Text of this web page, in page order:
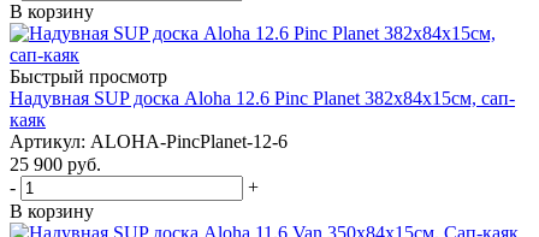
В корзину
Быстрый просмотр
Надувная SUP доска Aloha 12.6 Pinc Planet 382x84x15см, сап-
каяк
Артикул: ALOHA-PincPlanet-12-6
25 900 руб.
-
+
В корзину